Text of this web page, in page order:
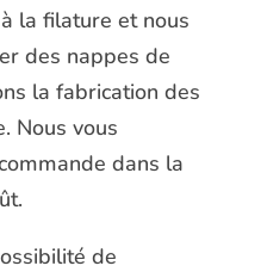
la filature et nous
des nappes de
la fabrication des
Nous vous
dans la
de